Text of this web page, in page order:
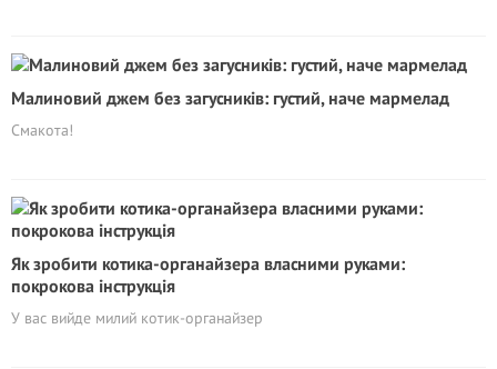
Малиновий джем без загусників: густий, наче мармелад
Смакота!
Як зробити котика-органайзера власними руками:
покрокова інструкція
У вас вийде милий котик-органайзер